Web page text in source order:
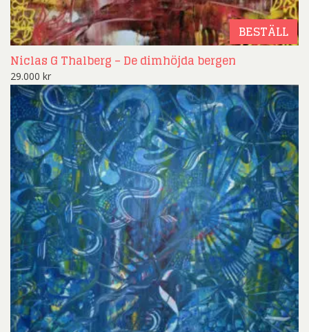
BESTÄLL
Niclas G Thalberg – De dimhöjda bergen
29.000 kr